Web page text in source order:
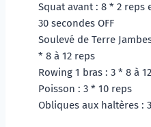
Squat avant : 8 * 2 reps
30 secondes OFF
Soulevé de Terre
* 8 à 12 reps
Rowing 1 bras : 3 * 8 à
Poisson : 3 * 10 reps
Obliques aux haltères :